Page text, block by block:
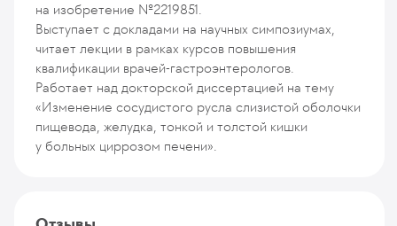
на изобретение №2219851.
Выступает с докладами на научных симпозиумах,
читает лекции в рамках курсов повышения
квалификации врачей-гастроэнтерологов.
Работает над докторской диссертацией на тему
«Изменение сосудистого русла слизистой оболочки
пищевода, желудка, тонкой и толстой кишки
у больных циррозом печени».